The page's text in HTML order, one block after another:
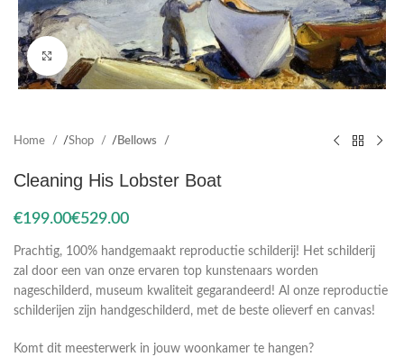
Click to enlarge
Home Shop Bellows
Cleaning His Lobster Boat
€ €
Prachtig, 100% handgemaakt reproductie schilderij! Het schilderij
zal door een van onze ervaren top kunstenaars worden
nageschilderd, museum kwaliteit gegarandeerd! Al onze reproductie
schilderijen zijn handgeschilderd, met de beste olieverf en canvas!
Komt dit meesterwerk in jouw woonkamer te hangen?